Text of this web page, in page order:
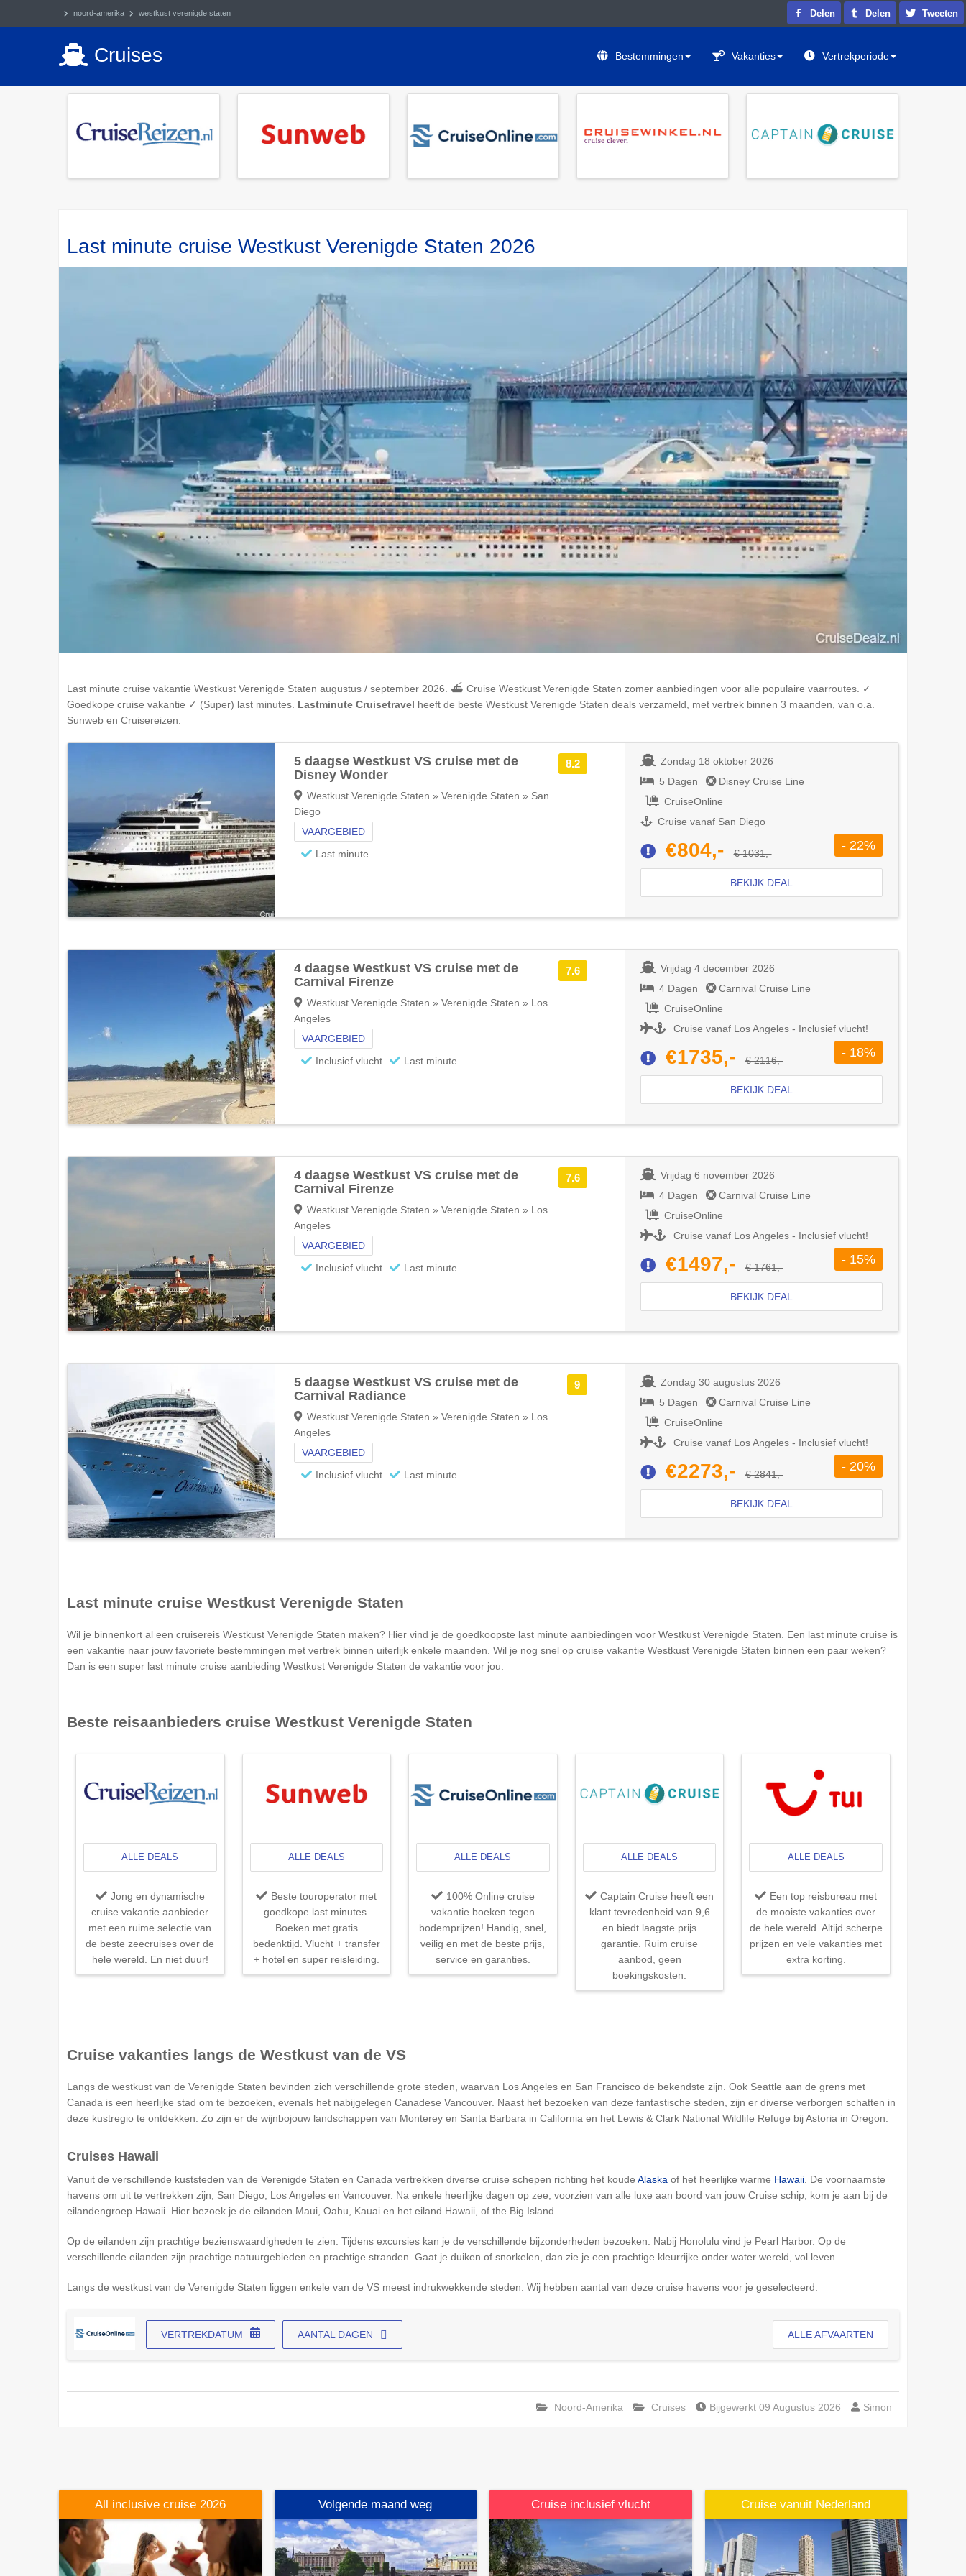
noord-amerika westkust verenigde staten
Cruises Bestemmingen Vakanties Vertrekperiode
Last minute cruise Westkust Verenigde Staten 2026
Delen Delen Tweeten
Last minute cruise vakantie Westkust Verenigde Staten augustus / september 2026. ⛴ Cruise Westkust Verenigde Staten zomer aanbiedingen voor alle populaire vaarroutes. ✓
Goedkope cruise vakantie ✓ (Super) last minutes. Lastminute Cruisetravel heeft de beste Westkust Verenigde Staten deals verzameld, met vertrek binnen 3 maanden, van o.a.
Sunweb en Cruisereizen.
8.2
5 daagse Westkust VS cruise met de
Disney Wonder
Westkust Verenigde Staten » Verenigde Staten » San
Diego
VAARGEBIED
Last minute
Zondag 18 oktober 2026
5 Dagen
Disney Cruise Line
CruiseOnline
Cruise vanaf San Diego
€804,- € 1031,-
- 22%
BEKIJK DEAL
7.6
4 daagse Westkust VS cruise met de
Carnival Firenze
Westkust Verenigde Staten » Verenigde Staten » Los
Angeles
VAARGEBIED
Inclusief vlucht
Last minute
Vrijdag 4 december 2026
4 Dagen
Carnival Cruise Line
CruiseOnline
Cruise vanaf Los Angeles - Inclusief vlucht!
€1735,- € 2116,-
- 18%
BEKIJK DEAL
7.6
4 daagse Westkust VS cruise met de
Carnival Firenze
Westkust Verenigde Staten » Verenigde Staten » Los
Angeles
VAARGEBIED
Inclusief vlucht
Last minute
Vrijdag 6 november 2026
4 Dagen
Carnival Cruise Line
CruiseOnline
Cruise vanaf Los Angeles - Inclusief vlucht!
€1497,- € 1761,-
- 15%
BEKIJK DEAL
9
5 daagse Westkust VS cruise met de
Carnival Radiance
Westkust Verenigde Staten » Verenigde Staten » Los
Angeles
VAARGEBIED
Inclusief vlucht
Last minute
Zondag 30 augustus 2026
5 Dagen
Carnival Cruise Line
CruiseOnline
Cruise vanaf Los Angeles - Inclusief vlucht!
€2273,- € 2841,-
- 20%
BEKIJK DEAL
Last minute cruise Westkust Verenigde Staten
Wil je binnenkort al een cruisereis Westkust Verenigde Staten maken? Hier vind je de goedkoopste last minute aanbiedingen voor Westkust Verenigde Staten . Een last minute cruise is
een vakantie naar jouw favoriete bestemmingen met vertrek binnen uiterlijk enkele maanden. Wil je nog snel op cruise vakantie Westkust Verenigde Staten binnen een paar weken?
Dan is een super last minute cruise aanbieding Westkust Verenigde Staten de vakantie voor jou.
Beste reisaanbieders cruise Westkust Verenigde Staten
ALLE DEALS
Jong en dynamische
cruise vakantie aanbieder
met een ruime selectie van
de beste zeecruises over de
hele wereld. En niet duur!
ALLE DEALS
Beste touroperator met
goedkope last minutes.
Boeken met gratis
bedenktijd. Vlucht + transfer
+ hotel en super reisleiding.
ALLE DEALS
100% Online cruise
vakantie boeken tegen
bodemprijzen! Handig, snel,
veilig en met de beste prijs,
service en garanties.
ALLE DEALS
Captain Cruise heeft een
klant tevredenheid van 9,6
en biedt laagste prijs
garantie. Ruim cruise
aanbod, geen
boekingskosten.
ALLE DEALS
Een top reisbureau met
de mooiste vakanties over
de hele wereld. Altijd scherpe
prijzen en vele vakanties met
extra korting.
Cruise vakanties langs de Westkust van de VS
Langs de westkust van de Verenigde Staten bevinden zich verschillende grote steden, waarvan Los Angeles en San Francisco de bekendste zijn. Ook Seattle aan de grens met
Canada is een heerlijke stad om te bezoeken, evenals het nabijgelegen Canadese Vancouver. Naast het bezoeken van deze fantastische steden, zijn er diverse verborgen schatten in
deze kustregio te ontdekken. Zo zijn er de wijnbojouw landschappen van Monterey en Santa Barbara in California en het Lewis & Clark National Wildlife Refuge bij Astoria in Oregon.
Cruises Hawaii
Vanuit de verschillende kuststeden van de Verenigde Staten en Canada vertrekken diverse cruise schepen richting het koude Alaska of het heerlijke warme Hawaii . De voornaamste
havens om uit te vertrekken zijn, San Diego, Los Angeles en Vancouver. Na enkele heerlijke dagen op zee, voorzien van alle luxe aan boord van jouw Cruise schip, kom je aan bij de
eilandengroep Hawaii. Hier bezoek je de eilanden Maui, Oahu, Kauai en het eiland Hawaii, of the Big Island.
Op de eilanden zijn prachtige bezienswaardigheden te zien. Tijdens excursies kan je de verschillende bijzonderheden bezoeken. Nabij Honolulu vind je Pearl Harbor. Op de
verschillende eilanden zijn prachtige natuurgebieden en prachtige stranden. Gaat je duiken of snorkelen, dan zie je een prachtige kleurrijke onder water wereld, vol leven.
Langs de westkust van de Verenigde Staten liggen enkele van de VS meest indrukwekkende steden. Wij hebben aantal van deze cruise havens voor je geselecteerd.
VERTREKDATUM AANTAL DAGEN ALLE AFVAARTEN
Noord-Amerika Cruises Bijgewerkt 09 Augustus 2026 Simon
All inclusive cruise 2026 Volgende maand weg Cruise inclusief vlucht Cruise vanuit Nederland